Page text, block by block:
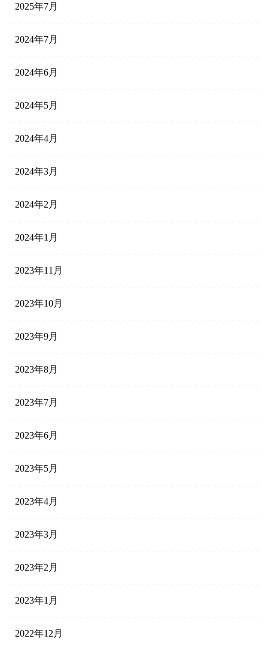
2025年7月
2024年7月
2024年6月
2024年5月
2024年4月
2024年3月
2024年2月
2024年1月
2023年11月
2023年10月
2023年9月
2023年8月
2023年7月
2023年6月
2023年5月
2023年4月
2023年3月
2023年2月
2023年1月
2022年12月